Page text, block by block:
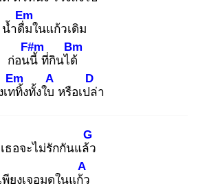
น้ำดื่ม
Em
ในแก้วเดิม
ก่อนนี้
F#m
ที่กินได้
Bm
เททิ้
Em
งทั้งใบ
A
หรือเปล่
D
า
ธอจะไม่รักกันแล้ว
G
พียงเจอมดในแก้ว
A